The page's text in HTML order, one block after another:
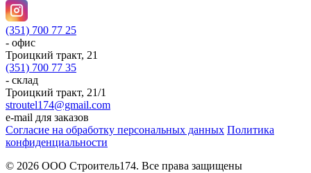
(351) 700 77 25
- офис
Троицкий тракт, 21
(351) 700 77 35
- склад
Троицкий тракт, 21/1
stroutel174@gmail.com
e-mail для заказов
Согласие на обработку персональных данных Политика
конфиденциальности
© 2026 ООО Строитель174. Все права защищены